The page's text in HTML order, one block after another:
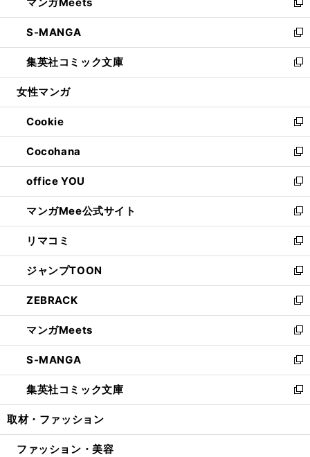
で
開
く
ド
ウ
で
開
く
ィ
ン
ド
ウ
で
開
い
ウ
ィ
ン
ド
ウ
開
く
新
し
い
ウ
ィ
ン
ウ
で
開
く
S-MANGA
新
し
い
ウ
ン
ド
ウ
で
開
く
集英社コミック文庫
新
し
ウ
ィ
ン
ド
ウ
で
開
く
女性マンガ
Cookie
新
し
い
ウ
ィ
ン
ド
ウ
で
開
く
Cocohana
新
し
い
ウ
ィ
ン
ド
ウ
で
開
く
office YOU
新
し
い
ウ
ィ
ン
ド
ウ
で
開
く
マンガMee公式サイト
新
し
い
ウ
ィ
ン
ド
ウ
で
開
く
リマコミ
新
し
い
ウ
ィ
ン
ド
ウ
で
開
く
ジャンプTOON
新
し
い
ウ
ィ
ン
ド
ウ
で
開
ZEBRACK
新
し
い
ウ
ィ
ン
ド
ウ
開
マンガMeets
新
し
い
ウ
ィ
ン
ウ
S-MANGA
新
し
い
ウ
ン
集英社コミック文庫
新
し
ウ
取材・ファッション
ファッション・美容